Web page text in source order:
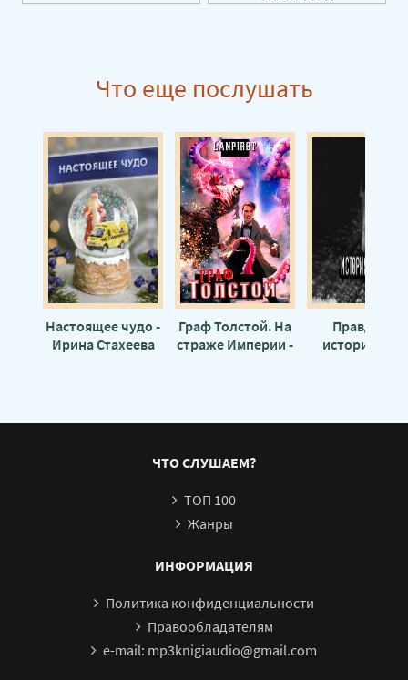
Глава 19
Глава 20
Глава 21
Глава 22
Глава 23
Глава 24. Эпилог
Что еще послушать
Настоящее чудо -
Ирина Стахеева
Граф Толстой. На
страже Империи -
Правдивая
история
ЧТО СЛУШАЕМ?
ТОП 100
Жанры
ИНФОРМАЦИЯ
Политика конфиденциальности
Правообладателям
e-mail: mp3knigiaudio@gmail.com